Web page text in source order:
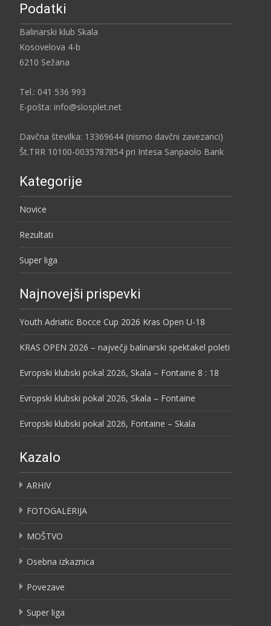
Podatki
Balinarski klub Skala
Kosovelova 4-b
6210 Sežana
Tel.: 041 536 993
E-pošta: info@slosplet.net
Davčna številka: 13369644 (nismo davčni zavezanci)
Št.TRR 10100-0035787854 pri Intesa Sanpaolo Bank
Kategorije
Novice
Rezultati
Super liga
Najnovejši prispevki
Youth Adriatic Bocce Cup 2026 Kras Open U-18
KRAS OPEN 2026 – največji balinarski spektakel poleti
Evropski klubski pokal 2026, Skala – Fontaine 8 : 18
Evropski klubski pokal 2026, Skala – Fontaine
Evropski klubski pokal 2026, Fontaine – Skala
Kazalo
ARHIV
FOTOGALERIJA
MOŠTVO
Osebna izkaznica
Povezave
Super liga